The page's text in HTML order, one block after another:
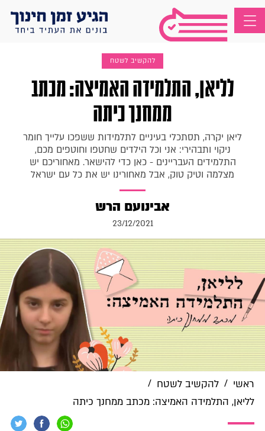
להקשיב לשטח
לליאן, התלמידה האמיצה: מכתב
ממחנך כיתה
ליאן יקרה, תסתכלי בעיניים לתלמידות ששפכו עלייך חומר
ניקוי ותבהירי: אני וכל הילדים שחטפו וחוטפים מכם,
התלמידים העבריינים - כאן כדי להישאר. מאחוריכם יש
מצלמה וטיק טוק, אבל מאחורינו יש את כל עם ישראל
אבינועם הרש
23/12/2021
ראשי / להקשיב לשטח /
לליאן, התלמידה האמיצה: מכתב ממחנך כיתה